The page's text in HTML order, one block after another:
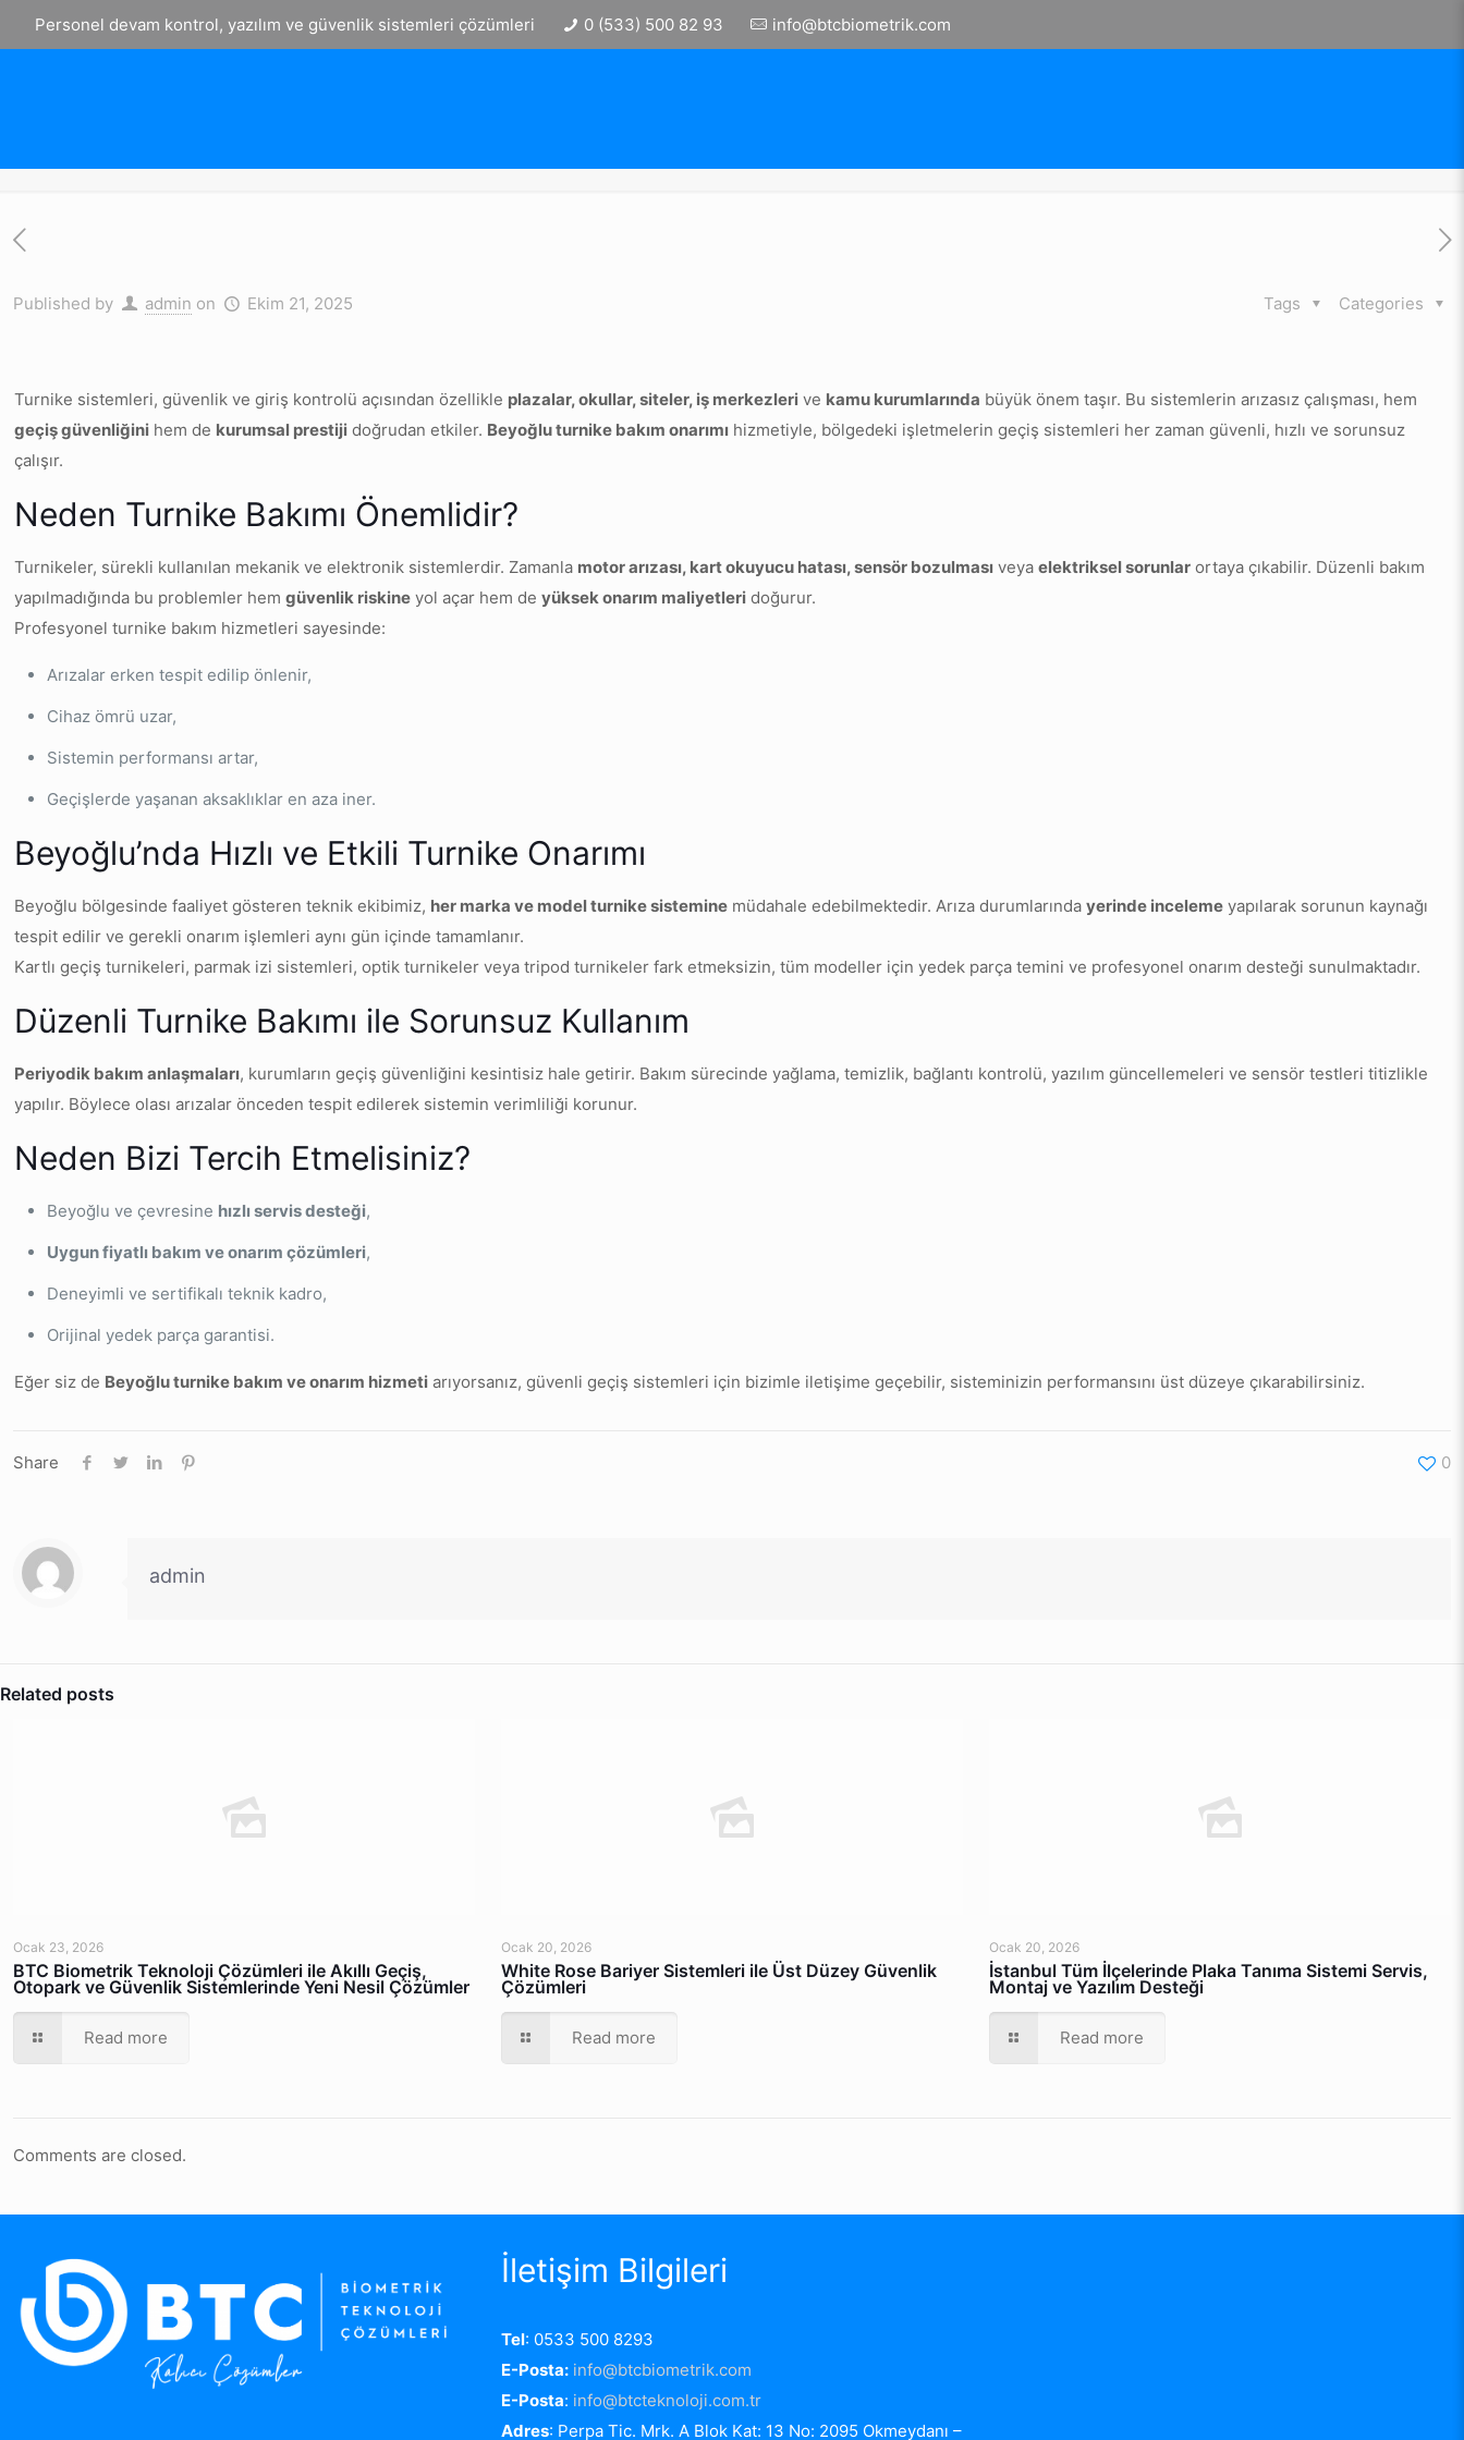
Personel devam kontrol, yazılım ve güvenlik sistemleri çözümleri 0 (533) 500 82 93 info@btcbiometrik.com
Published by admin on Ekim 21, 2025 Categories
Tags
Turnike sistemleri, güvenlik ve giriş kontrolü açısından özellikle plazalar, okullar, siteler, iş merkezleri ve kamu kurumlarında büyük önem taşır. Bu sistemlerin arızasız çalışması, hem
geçiş güvenliğini hem de kurumsal prestiji doğrudan etkiler. Beyoğlu turnike bakım onarımı hizmetiyle, bölgedeki işletmelerin geçiş sistemleri her zaman güvenli, hızlı ve sorunsuz
çalışır.
Neden Turnike Bakımı Önemlidir?
Turnikeler, sürekli kullanılan mekanik ve elektronik sistemlerdir. Zamanla motor arızası, kart okuyucu hatası, sensör bozulması veyaelektriksel sorunlar ortaya çıkabilir. Düzenli bakım
yapılmadığında bu problemler hemgüvenlik riskine yol açar hem deyüksek onarım maliyetleri doğurur.
Profesyonel turnike bakım hizmetleri sayesinde:
Arızalar erken tespit edilip önlenir,
Cihaz ömrü uzar,
Sistemin performansı artar,
Geçişlerde yaşanan aksaklıklar en aza iner.
Beyoğlu’nda Hızlı ve Etkili Turnike Onarımı
Beyoğlu bölgesinde faaliyet gösteren teknik ekibimiz, her marka ve model turnike sistemine müdahale edebilmektedir. Arıza durumlarındayerinde inceleme yapılarak sorunun kaynağı
tespit edilir ve gerekli onarım işlemleri aynı gün içinde tamamlanır.
Kartlı geçiş turnikeleri, parmak izi sistemleri, optik turnikeler veya tripod turnikeler fark etmeksizin, tüm modeller için yedek parça temini ve profesyonel onarım desteği sunulmaktadır.
Düzenli Turnike Bakımı ile Sorunsuz Kullanım
Periyodik bakım anlaşmaları, kurumların geçiş güvenliğini kesintisiz hale getirir. Bakım sürecinde yağlama, temizlik, bağlantı kontrolü, yazılım güncellemeleri ve sensör testleri titizlikle
yapılır. Böylece olası arızalar önceden tespit edilerek sistemin verimliliği korunur.
Neden Bizi Tercih Etmelisiniz?
Beyoğlu ve çevresine hızlı servis desteği,
Uygun fiyatlı bakım ve onarım çözümleri,
Deneyimli ve sertifikalı teknik kadro,
Orijinal yedek parça garantisi.
Eğer siz de Beyoğlu turnike bakım ve onarım hizmeti arıyorsanız, güvenli geçiş sistemleri için bizimle iletişime geçebilir, sisteminizin performansını üst düzeye çıkarabilirsiniz.
Share 0
admin
Related posts
Ocak 23, 2026
BTC Biometrik Teknoloji Çözümleri ile Akıllı Geçiş,
Otopark ve Güvenlik Sistemlerinde Yeni Nesil Çözümler
Read more
Ocak 20, 2026
White Rose Bariyer Sistemleri ile Üst Düzey Güvenlik
Çözümleri
Read more
Ocak 20, 2026
İstanbul Tüm İlçelerinde Plaka Tanıma Sistemi Servis,
Montaj ve Yazılım Desteği
Read more
Comments are closed.
İletişim Bilgileri
Tel: 0533 500 8293
E-Posta: info@btcbiometrik.com
E-Posta: info@btcteknoloji.com.tr
Adres: Perpa Tic. Mrk. A Blok Kat: 13 No: 2095 Okmeydanı –